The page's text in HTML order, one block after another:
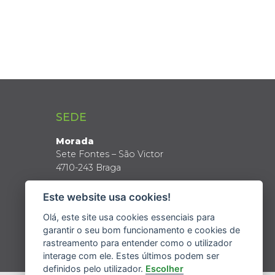
SEDE
Morada
Sete Fontes – São Victor
4710-243 Braga
Latitude: 41º 34’ N
Longitude: 8º 24’ W
Este website usa cookies!
Olá, este site usa cookies essenciais para
garantir o seu bom funcionamento e cookies de
rastreamento para entender como o utilizador
interage com ele. Estes últimos podem ser
definidos pelo utilizador. Escolher